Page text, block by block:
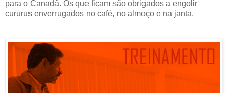
para o Canadá. Os que ficam são obrigados a engolir
cururus enverrugados no café, no almoço e na janta.